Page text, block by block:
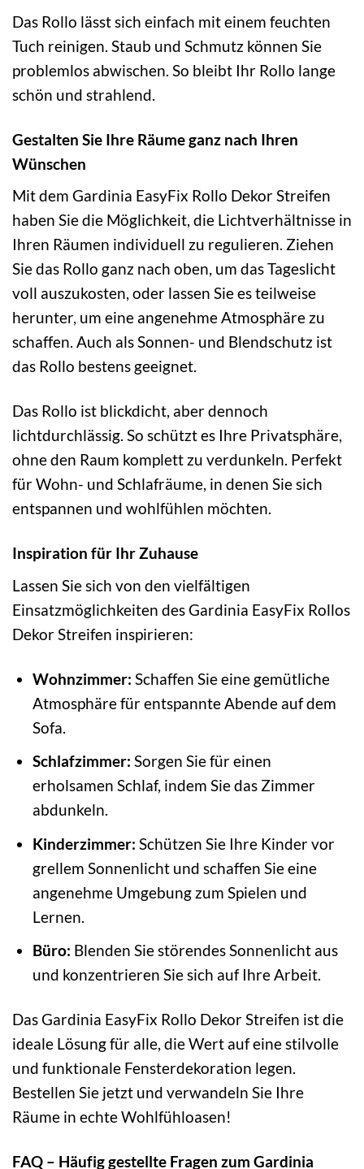
Das Rollo lässt sich einfach mit einem feuchten
Tuch reinigen. Staub und Schmutz können Sie
problemlos abwischen. So bleibt Ihr Rollo lange
schön und strahlend.
Gestalten Sie Ihre Räume ganz nach Ihren
Wünschen
Mit dem Gardinia EasyFix Rollo Dekor Streifen
haben Sie die Möglichkeit, die Lichtverhältnisse in
Ihren Räumen individuell zu regulieren. Ziehen
Sie das Rollo ganz nach oben, um das Tageslicht
voll auszukosten, oder lassen Sie es teilweise
herunter, um eine angenehme Atmosphäre zu
schaffen. Auch als Sonnen- und Blendschutz ist
das Rollo bestens geeignet.
Das Rollo ist blickdicht, aber dennoch
lichtdurchlässig. So schützt es Ihre Privatsphäre,
ohne den Raum komplett zu verdunkeln. Perfekt
für Wohn- und Schlafräume, in denen Sie sich
entspannen und wohlfühlen möchten.
Inspiration für Ihr Zuhause
Lassen Sie sich von den vielfältigen
Einsatzmöglichkeiten des Gardinia EasyFix Rollos
Dekor Streifen inspirieren:
Wohnzimmer: Schaffen Sie eine gemütliche
Atmosphäre für entspannte Abende auf dem
Sofa.
Schlafzimmer: Sorgen Sie für einen
erholsamen Schlaf, indem Sie das Zimmer
abdunkeln.
Kinderzimmer: Schützen Sie Ihre Kinder vor
grellem Sonnenlicht und schaffen Sie eine
angenehme Umgebung zum Spielen und
Lernen.
Büro: Blenden Sie störendes Sonnenlicht aus
und konzentrieren Sie sich auf Ihre Arbeit.
Das Gardinia EasyFix Rollo Dekor Streifen ist die
ideale Lösung für alle, die Wert auf eine stilvolle
und funktionale Fensterdekoration legen.
Bestellen Sie jetzt und verwandeln Sie Ihre
Räume in echte Wohlfühloasen!
FAQ – Häufig gestellte Fragen zum Gardinia